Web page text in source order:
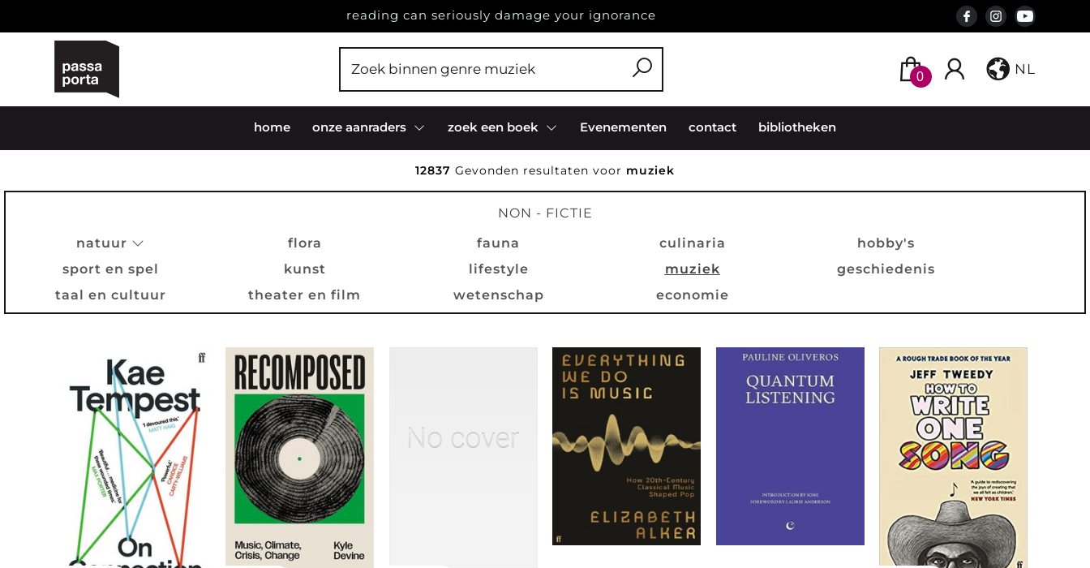
reading can seriously damage your ignorance
0 NL
home onze aanraders zoek een boek Evenementen contact bibliotheken
12837 Gevonden resultaten voor muziek
NON - FICTIE
natuur
flora fauna culinaria
hobby's
sport en spel
kunst lifestyle muziek
geschiedenis
taal en cultuur
theater en film wetenschap economie